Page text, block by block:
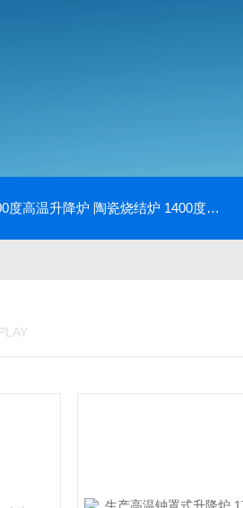
度高温升降炉 陶瓷烧结炉 1400度电动升降炉 实验室使用